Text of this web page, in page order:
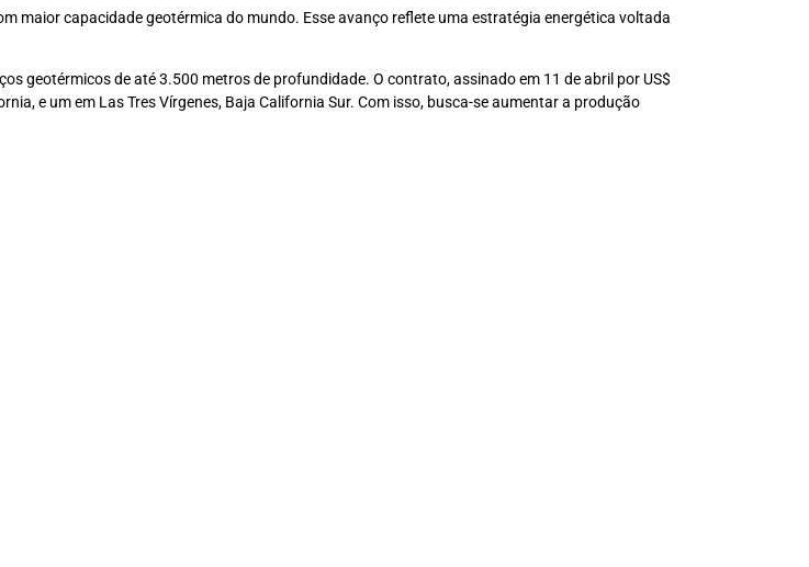
maior capacidade geotérmica do mundo. Esse avanço reflete uma estratégia energética voltada
geotérmicos de até 3.500 metros de profundidade. O contrato, assinado em 11 de abril por US$
e um em Las Tres Vírgenes, Baja California Sur. Com isso, busca-se aumentar a produção